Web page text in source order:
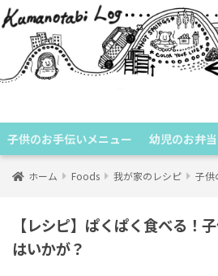
子供のお手伝いメニュー 幼児のお弁当
ホーム Foods 我が家のレシピ 子供
【レシピ】ぱくぱく食べる！
はいかが？